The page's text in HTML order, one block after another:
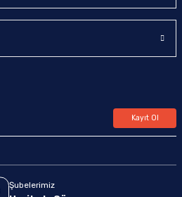
Kayıt Ol
Şubelerimiz